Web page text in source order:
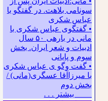
سونامی بلاهت. در گفتگو با
عباس شکری
• گفتگوی عباس شکری با
مانی در باره‍ی ۵۰ سال
ادبیات و شعر ایران. بخش
سوم و پایانی
• گفت وگو ی عباس شکری
با میرزاآقا عسگری(مانی) /
بخش دوم
بیشتر . . .